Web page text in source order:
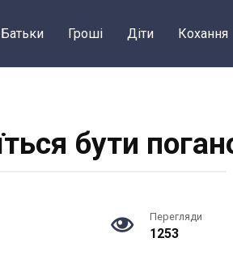
Батьки Грошi Діти Кохання
бути
Перегляди
1253